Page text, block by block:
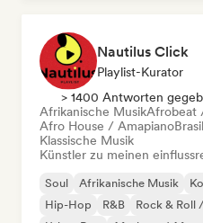
Nautilus Click
Playlist-Kurator
> 1400 Antworten
Afrikanische MusikAfrobeat
Afro House / Amapiano
Klassische Musik
Künstler zu meinen
Soul Afrikanische Musik
Hip-Hop
R&B
Rock & Roll